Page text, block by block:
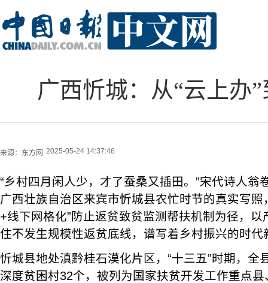
广西忻城：从“云上办
来源： 东方网 2025-05-24 14:37:46
“乡村四月闲人少，才了蚕桑又插田。”宋代诗人翁
广西壮族自治区来宾市忻城县农忙时节的真实写照
+线下网格化”防止返贫致贫监测帮扶机制为径，
住不发生规模性返贫底线，谱写着乡村振兴的时代
忻城县地处滇黔桂石漠化片区，“十三五”时期，全
深度贫困村32个，被列为国家扶贫开发工作重点